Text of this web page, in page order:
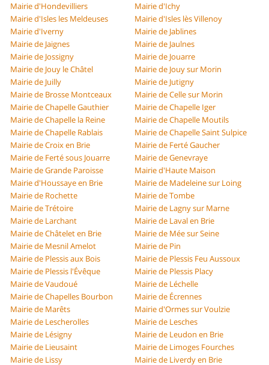
Mairie d'Hondevilliers
Mairie d'Ichy
Mairie d'Isles les Meldeuses
Mairie d'Isles lès Villenoy
Mairie d'Iverny
Mairie de Jablines
Mairie de Jaignes
Mairie de Jaulnes
Mairie de Jossigny
Mairie de Jouarre
Mairie de Jouy le Châtel
Mairie de Jouy sur Morin
Mairie de Juilly
Mairie de Jutigny
Mairie de Brosse Montceaux
Mairie de Celle sur Morin
Mairie de Chapelle Gauthier
Mairie de Chapelle Iger
Mairie de Chapelle la Reine
Mairie de Chapelle Moutils
Mairie de Chapelle Rablais
Mairie de Chapelle Saint Sulpice
Mairie de Croix en Brie
Mairie de Ferté Gaucher
Mairie de Ferté sous Jouarre
Mairie de Genevraye
Mairie de Grande Paroisse
Mairie d'Haute Maison
Mairie d'Houssaye en Brie
Mairie de Madeleine sur Loing
Mairie de Rochette
Mairie de Tombe
Mairie de Trétoire
Mairie de Lagny sur Marne
Mairie de Larchant
Mairie de Laval en Brie
Mairie de Châtelet en Brie
Mairie de Mée sur Seine
Mairie de Mesnil Amelot
Mairie de Pin
Mairie de Plessis aux Bois
Mairie de Plessis Feu Aussoux
Mairie de Plessis l'Évêque
Mairie de Plessis Placy
Mairie de Vaudoué
Mairie de Léchelle
Mairie de Chapelles Bourbon
Mairie de Écrennes
Mairie de Marêts
Mairie d'Ormes sur Voulzie
Mairie de Lescherolles
Mairie de Lesches
Mairie de Lésigny
Mairie de Leudon en Brie
Mairie de Lieusaint
Mairie de Limoges Fourches
Mairie de Lissy
Mairie de Liverdy en Brie